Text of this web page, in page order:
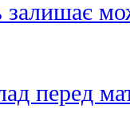
перед